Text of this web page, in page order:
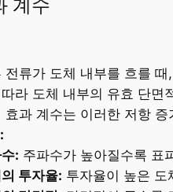
계수
전류가 도체 내부를 흐를
라 도체 내부의 유효 단면
효과 계수는 이러한 저항
: 주파수가 높아질수록 표
투자율: 투자율이 높은 도